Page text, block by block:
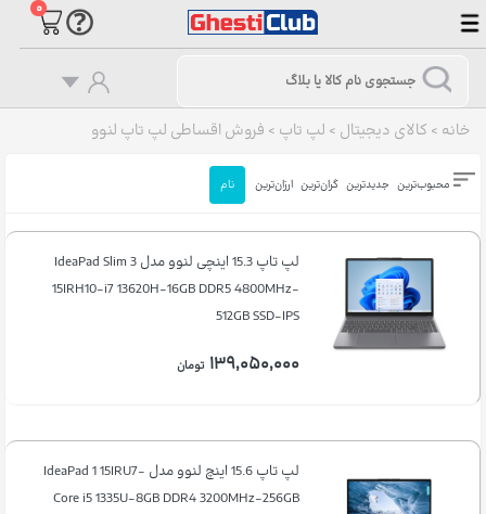
۰
خانه > کالای دیجیتال > لپ تاپ > فروش اقساطی لپ تاپ لنوو
محبوب‌ترین جدیدترین گران‌ترین ارزان‌ترین نام
لپ تاپ 15.3 اینچی لنوو مدل IdeaPad Slim 3
15IRH10-i7 13620H-16GB DDR5 4800MHz-
512GB SSD-IPS
۱۳۹,۰۵۰,۰۰۰ تومان
لپ تاپ 15.6 اینچ لنوو مدل IdeaPad 1 15IRU7-
Core i5 1335U-8GB DDR4 3200MHz-256GB